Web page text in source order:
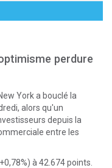
perdure
York a bouclé la
alors qu'un
depuis la
entre les
à 42.674 points.